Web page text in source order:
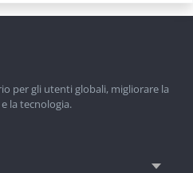
per gli utenti globali, migliorare la
la tecnologia.